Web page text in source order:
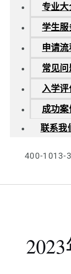
专业大
学生服
申请流
常见问
入学评
成功案
联系我
400-1013-